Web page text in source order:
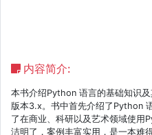
内容简介:
本书介绍Python 语言的基础知识
版本3.x。书中首先介绍了Python
了在商业、科研以及艺术领域使用
洁明了，案例丰富实用，是一本难